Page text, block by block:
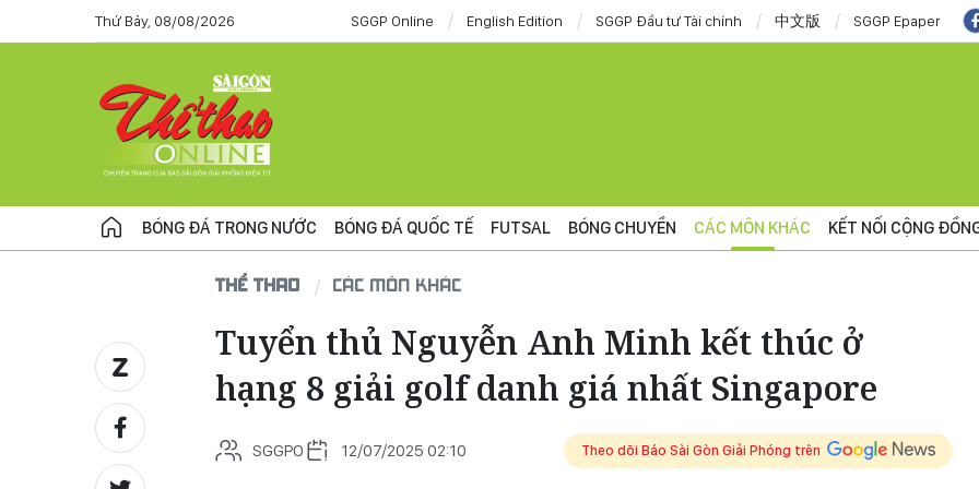
Thứ Bảy, 08/08/2026 SGGP Online English Edition SGGP Đầu tư Tài chính 中文版 SGGP Epaper
BÓNG ĐÁ TRONG NƯỚC BÓNG ĐÁ QUỐC TẾ FUTSAL BÓNG CHUYỀN CÁC MÔN KHÁC KẾT NỐI CỘNG
THỂ THAO CÁC MÔN KHÁC
Tuyển thủ Nguyễn Anh Minh kết thúc ở
hạng 8 giải golf danh giá nhất Singapore
SGGPO 12/07/2025 02:10 Theo dõi Báo Sài Gòn Giải Phóng trên